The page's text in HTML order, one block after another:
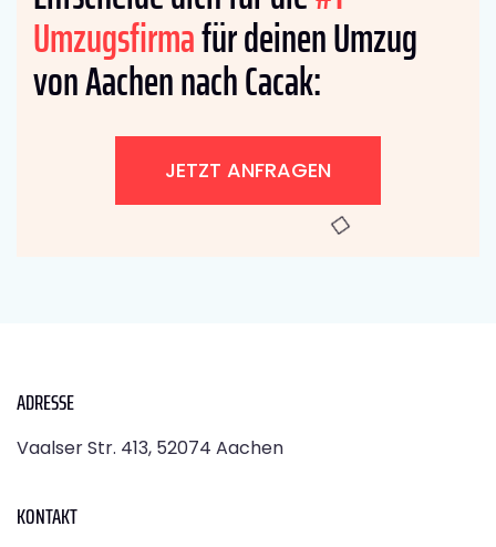
Umzugsfirmafür deinen Umzug
von Aachen nach Cacak:
JETZT ANFRAGEN
ADRESSE
Vaalser Str. 413, 52074 Aachen
KONTAKT